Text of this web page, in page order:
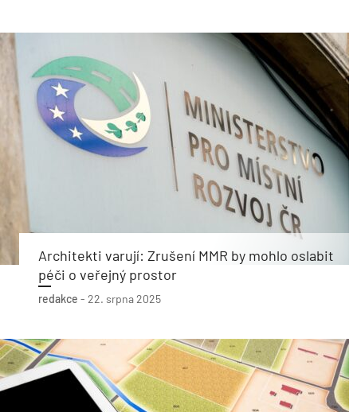
Architekti varují: Zrušení MMR by mohlo oslabit
péči o veřejný prostor
redakce - 22. srpna 2025